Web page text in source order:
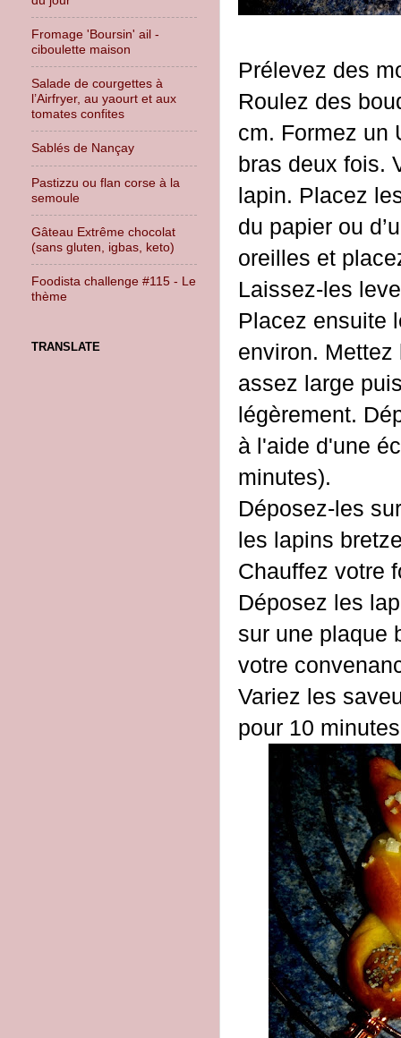
Prélevez des
Roulez des
cm. Formez un
bras deux fois.
lapin. Placez
du papier ou
oreilles et
Laissez-les
Placez ensuite
environ.
assez large
légèrement.
à l'aide d'une
minutes).
Déposez-les
les lapins
Chauffez votre
Déposez les
sur une plaque
votre
Variez les
pour 10
Fromage 'Boursin' ail -
ciboulette maison
Salade de courgettes à
l’Airfryer, au yaourt et aux
tomates confites
Sablés de Nançay
Pastizzu ou flan corse à la
semoule
Gâteau Extrême chocolat
(sans gluten, igbas, keto)
Foodista challenge #115 - Le
thème
TRANSLATE